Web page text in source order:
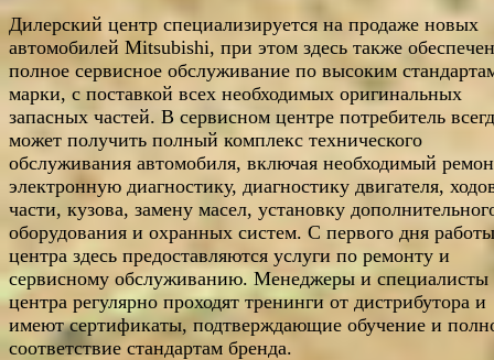
Дилерский центр специализируется на продаже новых
автомобилей Mitsubishi, при этом здесь также
полное сервисное обслуживание по высоким
марки, с поставкой всех необходимых оригинальных
запасных частей. В сервисном центре потребитель
может получить полный комплекс технического
обслуживания автомобиля, включая необходимый
электронную диагностику, диагностику двигателя,
части, кузова, замену масел, установку
оборудования и охранных систем. С первого дня работы
центра здесь предоставляются услуги по ремонту и
сервисному обслуживанию. Менеджеры и специалисты
центра регулярно проходят тренинги от дистрибутора и
имеют сертификаты, подтверждающие обучение и
соответствие стандартам бренда.